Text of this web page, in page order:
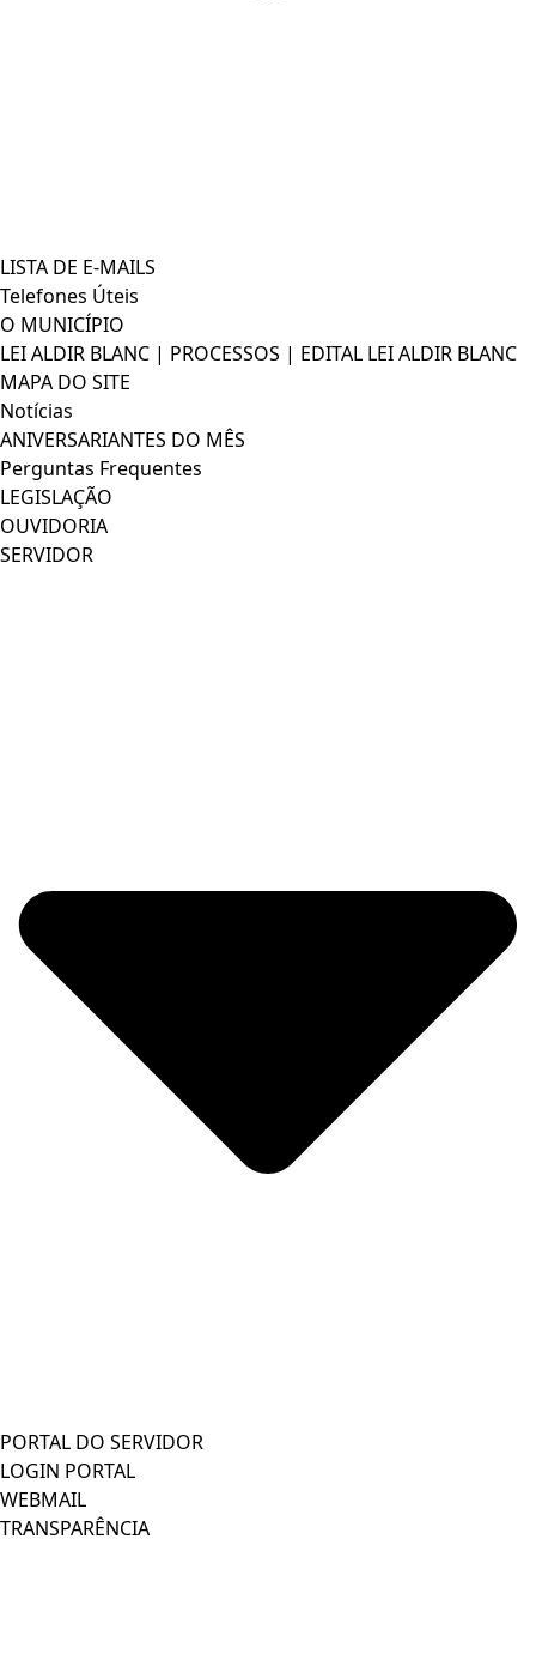
LISTA DE E-MAILS
Telefones Úteis
O MUNICÍPIO
LEI ALDIR BLANC | PROCESSOS | EDITAL LEI ALDIR BLANC
MAPA DO SITE
Notícias
ANIVERSARIANTES DO MÊS
Perguntas Frequentes
LEGISLAÇÃO
OUVIDORIA
SERVIDOR
PORTAL DO SERVIDOR
LOGIN PORTAL
WEBMAIL
TRANSPARÊNCIA